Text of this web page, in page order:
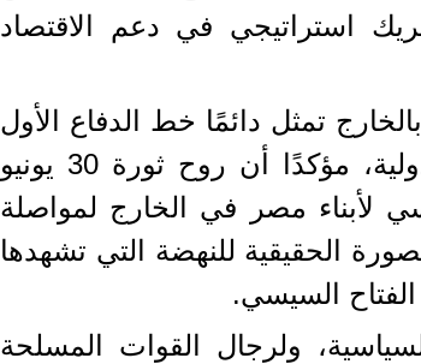
استراتيجي في دعم الاقتصاد
تمثل دائمًا خط الدفاع الأول
عن قضايا الوطن في الساحة الدولية، مؤكدًا أن روح ثورة 30 يونيو
لأبناء مصر في الخارج لمواصلة
الحقيقية للنهضة التي تشهدها
السيسي.
ولرجال القوات المسلحة